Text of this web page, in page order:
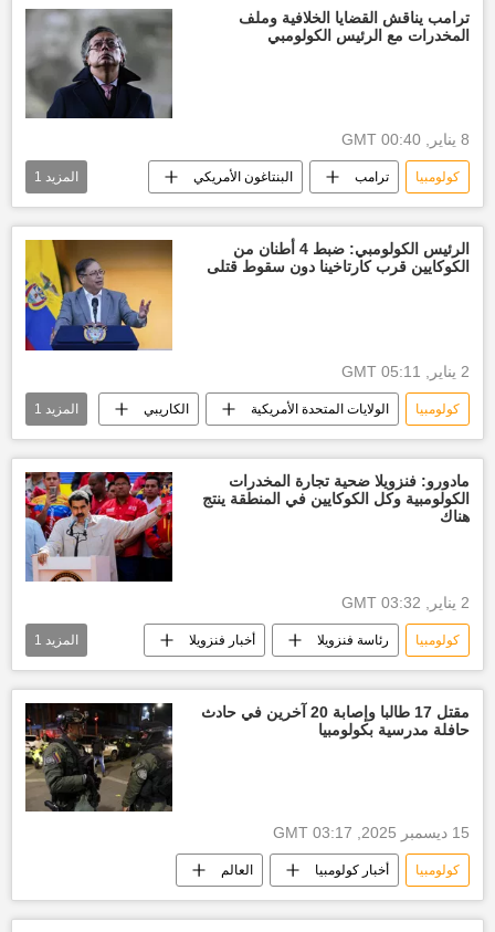
ترامب يناقش القضايا الخلافية وملف
المخدرات مع الرئيس الكولومبي
8 يناير, 00:40 GMT
كولومبيا ترامب البنتاغون الأمريكي
الحكومة الكولومبية
المزيد 1
الرئيس الكولومبي: ضبط 4 أطنان من
الكوكايين قرب كارتاخينا دون سقوط قتلى
2 يناير, 05:11 GMT
كولومبيا الولايات المتحدة الأمريكية الكاريبي
البحر الكاريبي
المزيد 1
مادورو: فنزويلا ضحية تجارة المخدرات
الكولومبية وكل الكوكايين في المنطقة ينتج
هناك
2 يناير, 03:32 GMT
كولومبيا رئاسة فنزويلا أخبار فنزويلا
الولايات المتحدة الأمريكية
المزيد 1
مقتل 17 طالبا وإصابة 20 آخرين في حادث
حافلة مدرسية بكولومبيا
15 ديسمبر 2025, 03:17 GMT
كولومبيا أخبار كولومبيا العالم